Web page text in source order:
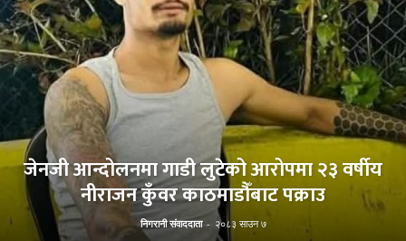
जेनजी आन्दोलनमा गाडी लुटेको आरोपमा २३ वर्षीय
नीराजन कुँवर काठमाडौँबाट पक्राउ
निगरानी संवाददाता - २०८३ साउन ७